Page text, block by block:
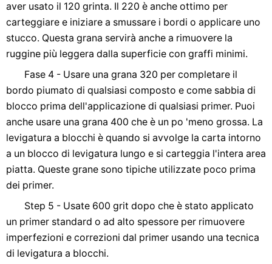
aver usato il 120 grinta. Il 220 è anche ottimo per
carteggiare e iniziare a smussare i bordi o applicare uno
stucco. Questa grana servirà anche a rimuovere la
ruggine più leggera dalla superficie con graffi minimi.
Fase 4 - Usare una grana 320 per completare il
bordo piumato di qualsiasi composto e come sabbia di
blocco prima dell'applicazione di qualsiasi primer. Puoi
anche usare una grana 400 che è un po 'meno grossa. La
levigatura a blocchi è quando si avvolge la carta intorno
a un blocco di levigatura lungo e si carteggia l'intera area
piatta. Queste grane sono tipiche utilizzate poco prima
dei primer.
Step 5 - Usate 600 grit dopo che è stato applicato
un primer standard o ad alto spessore per rimuovere
imperfezioni e correzioni dal primer usando una tecnica
di levigatura a blocchi.